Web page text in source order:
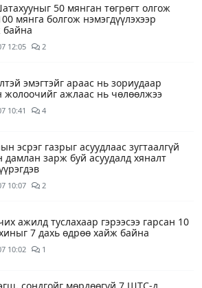
50 мянган төгрөгт олгож
мянга болгож нэмэгдүүлэхээр
12:05 2
эмэгтэйг араас нь зориудаар
жолоочийг ажлаас нь чөлөөлжээ
10:41 4
эсрэг газрыг асуудлаас зугтаалгүй
дамлан зарж буй асуудалд хяналт
10:07 2
ажилд туслахаар гэрээсээ гарсан 10
7 дахь өдрөө хайж байна
10:02 1